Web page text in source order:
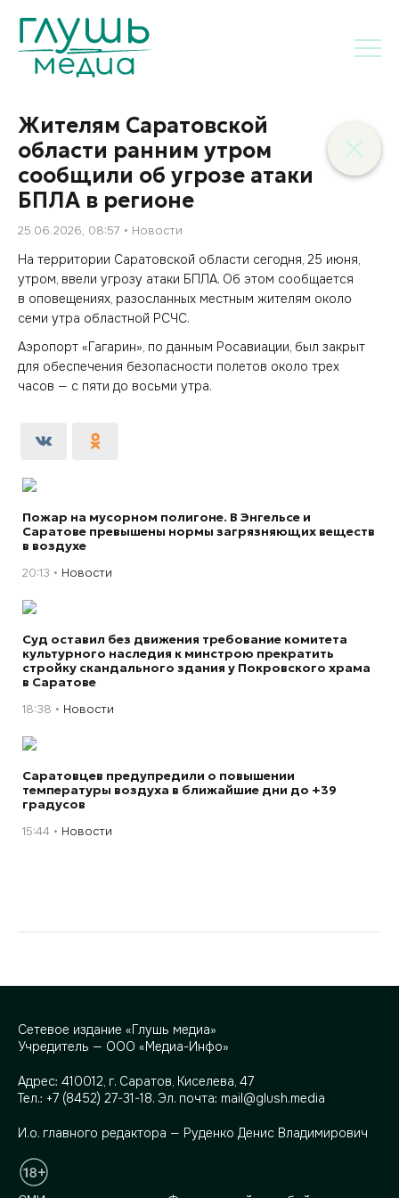
Жителям Саратовской
области ранним утром
сообщили об угрозе атаки
БПЛА в регионе
25.06.2026, 08:57 Новости
На территории Саратовской области сегодня, 25 июня,
утром, ввели угрозу атаки БПЛА. Об этом сообщается
в оповещениях, разосланных местным жителям около
семи утра областной РСЧС.
Аэропорт «Гагарин», по данным Росавиации, был закрыт
для обеспечения безопасности полетов около трех
часов — с пяти до восьми утра.
Пожар на мусорном полигоне. В Энгельсе и
Саратове превышены нормы загрязняющих веществ
в воздухе
20:13 Новости
Суд оставил без движения требование комитета
культурного наследия к минстрою прекратить
стройку скандального здания у Покровского храма
в Саратове
18:38 Новости
Саратовцев предупредили о повышении
температуры воздуха в ближайшие дни до +39
градусов
15:44 Новости
Сетевое издание «Глушь медиа»
Учредитель — ООО «Медиа-Инфо»
Адрес: 410012, г. Саратов, Киселева, 47
Тел.: +7 (8452) 27-31-18. Эл. почта: mail@glush.media
И.о. главного редактора — Руденко Денис Владимирович